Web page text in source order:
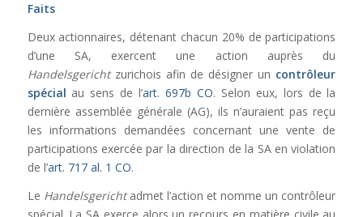
Faits
Deux actionnaires, détenant chacun 20% de participations
d’une SA, exercent une action auprès du
Handelsgericht zurichois afin de désigner un contrôleur
spécial au sens de l’art. 697b CO. Selon eux, lors de la
dernière assemblée générale (AG), ils n’auraient pas reçu
les informations demandées concernant une vente de
participations exercée par la direction de la SA en violation
de l’art. 717 al. 1 CO.
Le Handelsgerichtadmet l’action et nomme un contrôleur